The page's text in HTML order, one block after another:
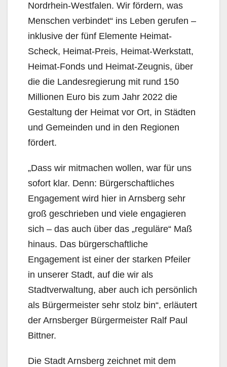
Nordrhein-Westfalen. Wir fördern, was
Menschen verbindet“ ins Leben gerufen –
inklusive der fünf Elemente Heimat-
Scheck, Heimat-Preis, Heimat-Werkstatt,
Heimat-Fonds und Heimat-Zeugnis, über
die die Landesregierung mit rund 150
Millionen Euro bis zum Jahr 2022 die
Gestaltung der Heimat vor Ort, in Städten
und Gemeinden und in den Regionen
fördert.
„Dass wir mitmachen wollen, war für uns
sofort klar. Denn: Bürgerschaftliches
Engagement wird hier in Arnsberg sehr
groß geschrieben und viele engagieren
sich – das auch über das „reguläre“ Maß
hinaus. Das bürgerschaftliche
Engagement ist einer der starken Pfeiler
in unserer Stadt, auf die wir als
Stadtverwaltung, aber auch ich persönlich
als Bürgermeister sehr stolz bin“, erläutert
der Arnsberger Bürgermeister Ralf Paul
Bittner.
Die Stadt Arnsberg zeichnet mit dem